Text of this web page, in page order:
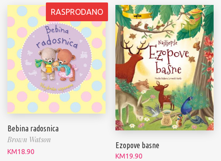
RASPRODANO
Bebina radosnica
Brown Watson
KM18.90
Ezopove basne
KM19.90